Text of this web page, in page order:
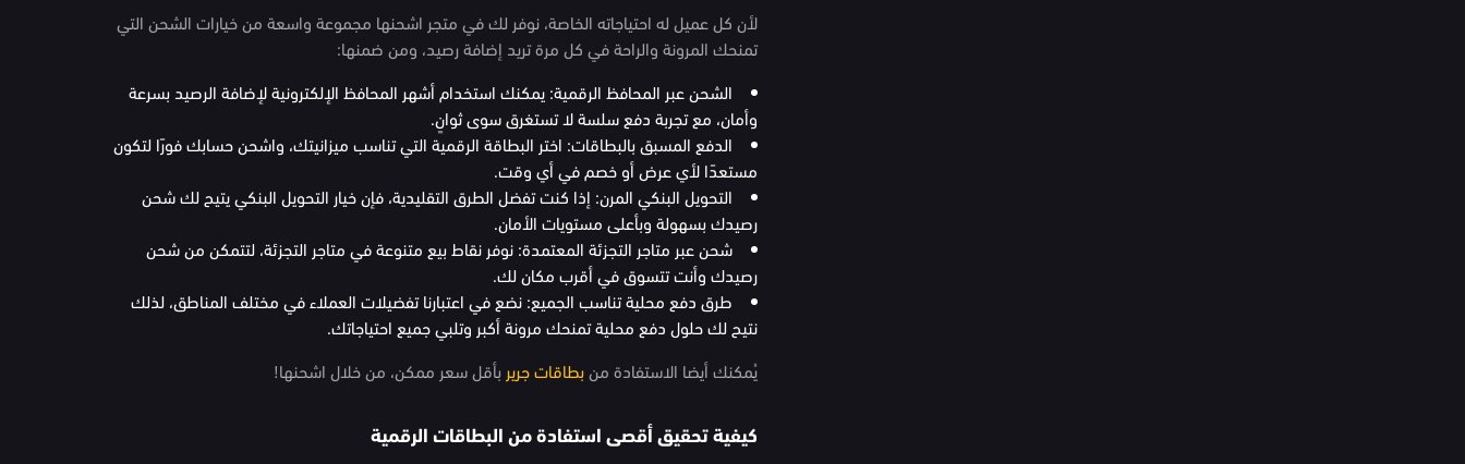
لأن كل عميل له احتياجاته الخاصة، نوفر لك في متجر اشحنها مجموعة واسعة من خيارات الشحن التي
تمنحك المرونة والراحة في كل مرة تريد إضافة رصيد، ومن ضمنها:
الشحن عبر المحافظ الرقمية: يمكنك استخدام أشهر المحافظ الإلكترونية لإضافة الرصيد بسرعة
وأمان، مع تجربة دفع سلسة لا تستغرق سوى ثوانٍ.
الدفع المسبق بالبطاقات: اختر البطاقة الرقمية التي تناسب ميزانيتك، واشحن حسابك فورًا لتكون
مستعدًا لأي عرض أو خصم في أي وقت.
التحويل البنكي المرن: إذا كنت تفضل الطرق التقليدية، فإن خيار التحويل البنكي يتيح لك شحن
رصيدك بسهولة وبأعلى مستويات الأمان.
شحن عبر متاجر التجزئة المعتمدة: نوفر نقاط بيع متنوعة في متاجر التجزئة، لتتمكن من شحن
رصيدك وأنت تتسوق في أقرب مكان لك.
طرق دفع محلية تناسب الجميع: نضع في اعتبارنا تفضيلات العملاء في مختلف المناطق، لذلك
نتيح لك حلول دفع محلية تمنحك مرونة أكبر وتلبي جميع احتياجاتك.
يُمكنك أيضا الاستفادة منبطاقات جرير بأقل سعر ممكن، من خلال اشحنها!
كيفية تحقيق أقصى استفادة من البطاقات الرقمية